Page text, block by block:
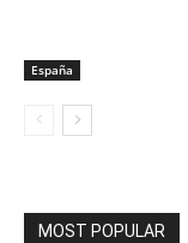
España
MOST POPULAR